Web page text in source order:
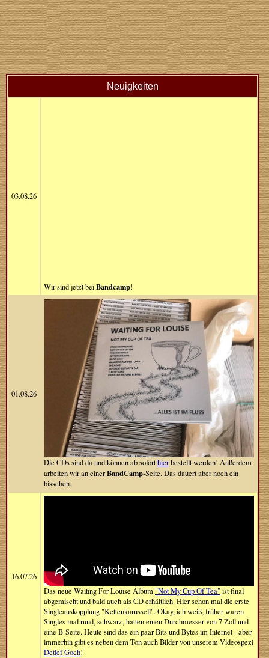
Neuigkeiten
03.08.26
Wir sind jetzt beiBandcamp!
01.08.26
Die CDs sind da und können ab soforthierbestellt werden! Außerdem
arbeiten wir an einerBandCamp-Seite. Das dauert aber noch ein
bisschen.
16.07.26
Das neue Waiting For Louise Album "Not My Cup Of Tea" ist final
abgemischt und bald auch als CD erhältlich. Hier schon mal die erste
Singleauskopplung "Kettenkarussell". Okay, ich weiß, früher waren
Singles mal rund, schwarz, hatten einen Durchmesser von 7 Zoll und
eine B-Seite. Heute sind das ein paar Bits und Bytes im Internet - aber
immerhin gibt es neben dem Ton auch Bilder von unserem Videospezi
Detlef Goch!